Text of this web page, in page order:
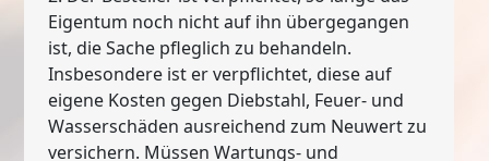
Eigentum noch nicht auf ihn übergegangen
ist, die Sache pfleglich zu behandeln.
Insbesondere ist er verpflichtet, diese auf
eigene Kosten gegen Diebstahl, Feuer- und
Wasserschäden ausreichend zum Neuwert zu
versichern. Müssen Wartungs- und